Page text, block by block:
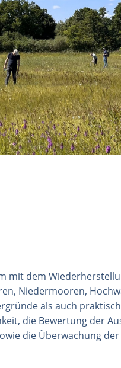
mit dem
Niedermooren,
als auch
die Bewertung der
die Überwachung